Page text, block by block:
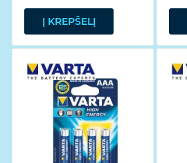
Į KREPŠELĮ